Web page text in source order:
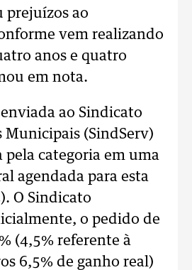
prejuízos ao
vem realizando
anos e quatro
em nota.
ao Sindicato
Municipais (SindServ)
pela categoria em uma
agendada para esta
O Sindicato
o pedido de
(4,5% referente à
6,5% de ganho real)